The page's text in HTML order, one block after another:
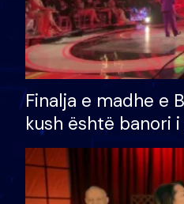
Finalja e madhe e
kush është banori
shtëpinë dhe
të fituar çmimin e